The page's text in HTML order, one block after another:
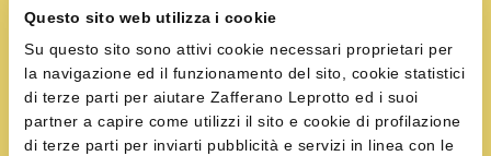
Questo sito web utilizza i cookie
Su questo sito sono attivi cookie necessari proprietari per
la navigazione ed il funzionamento del sito, cookie statistici
di terze parti per aiutare Zafferano Leprotto ed i suoi
partner a capire come utilizzi il sito e cookie di profilazione
di terze parti per inviarti pubblicità e servizi in linea con le
Condividi la ricetta